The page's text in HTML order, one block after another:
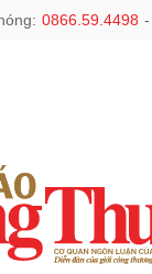
0866.59.4498 -